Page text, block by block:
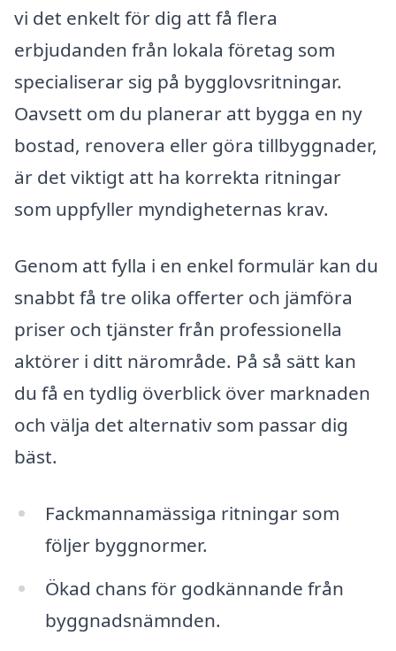
vi det enkelt för dig att få flera
erbjudanden från lokala företag som
specialiserar sig på bygglovsritningar.
Oavsett om du planerar att bygga en ny
bostad, renovera eller göra tillbyggnader,
är det viktigt att ha korrekta ritningar
som uppfyller myndigheternas krav.
Genom att fylla i en enkel formulär kan du
snabbt få tre olika offerter och jämföra
priser och tjänster från professionella
aktörer i ditt närområde. På så sätt kan
du få en tydlig överblick över marknaden
och välja det alternativ som passar dig
bäst.
Fackmannamässiga ritningar som
följer byggnormer.
Ökad chans för godkännande från
byggnadsnämnden.